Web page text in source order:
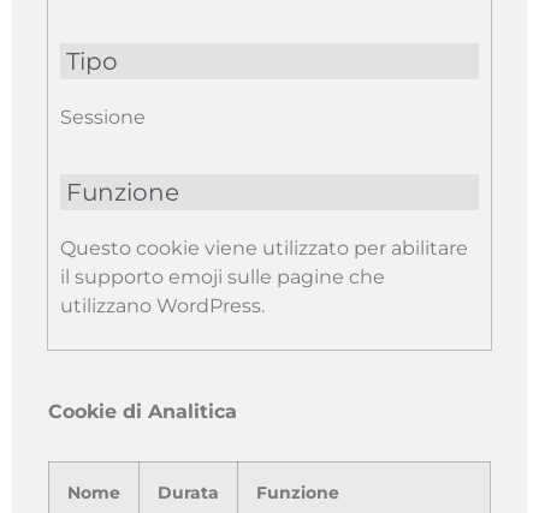
Tipo
Sessione
Funzione
Questo cookie viene utilizzato per abilitare
il supporto emoji sulle pagine che
utilizzano WordPress.
Cookie di Analitica
Nome Durata Funzione